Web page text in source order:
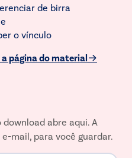
de birra
o vínculo
a página do material
abre aqui. A
mail, para você guardar.